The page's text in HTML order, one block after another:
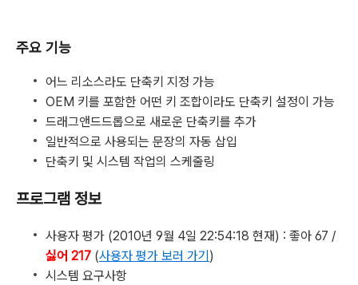
주요 기능
어느 리소스라도 단축키 지정 가능
OEM 키를 포함한 어떤 키 조합이라도 단축키 설정이 가능
드래그앤드드롭으로 새로운 단축키를 추가
일반적으로 사용되는 문장의 자동 삽입
단축키 및 시스템 작업의 스케줄링
프로그램 정보
사용자 평가 (2010년 9월 4일 22:54:18 현재) : 좋아 67 /
싫어 217 (사용자 평가 보러 가기 )
시스템 요구사항